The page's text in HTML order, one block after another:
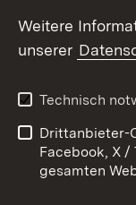
Barrierefreiheit
Impressum
Weitere
unserer
Technisch
Drittanbieter-
Facebook, X
gesamten